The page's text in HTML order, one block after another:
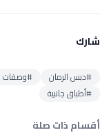
شارك
#دبس الرمان #وصفات
#أطباق جانبية
أقسام ذات صلة